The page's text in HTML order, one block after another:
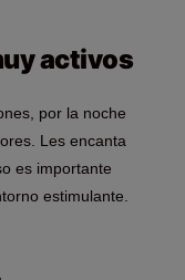
activos
por la noche
Les encanta
es importante
estimulante.